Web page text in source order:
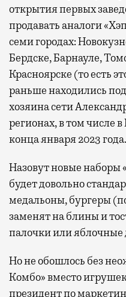
открытия первых
продавать аналоги
семи городах:
Бердске, Барнауле,
Красноярске (то есть
раньше находились
хозяина сети
регионах, в том числе
конца января 2023 года.
Назовут новые наборы
будет довольно
медальоны, бургеры
заменят на блины и
палочки или яблочные
Но не обошлось без
Комбо» вместо
президент по